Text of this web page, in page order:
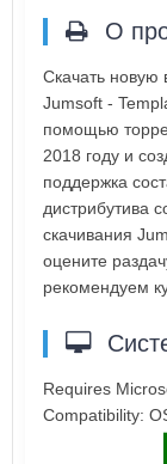
О
Скачать новую
Jumsoft -
помощью
2018 году и
поддержка
дистрибутива
скачивания
оцените
рекомендуем
Requires
Compatibility: